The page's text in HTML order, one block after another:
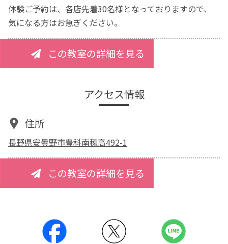
体験ご予約は、各店先着30名様となっておりますので、
気になる方はお急ぎください。
この教室の詳細を見る
アクセス情報
住所
長野県安曇野市豊科南穂高492-1
この教室の詳細を見る